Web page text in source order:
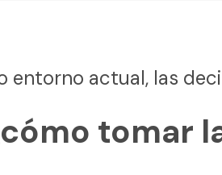
entorno actual, las
tomar